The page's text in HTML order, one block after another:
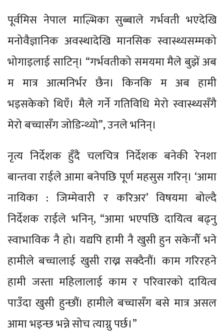
पूर्वमिस नेपाल माल्भिका सुब्बाले गर्भवती भएदेखि
मनोवैज्ञानिक अवस्थादेखि मानसिक स्वास्थ्यसम्मको
भोगाइलाई साटिन्। “गर्भवतीको समयमा मैले बुझें अब
म मात्र आत्मनिर्भर छैन। किनकि म अब हामी
भइसकेको थिएँ। मैले गर्ने गतिविधि मेरो स्वास्थ्यसँगै
मेरो बच्चासँग जोडिन्थ्यो”, उनले भनिन्।
नृत्य निर्देशक हुँदै चलचित्र निर्देशक बनेकी रेनशा
बान्तवा राईले आमा बनेपछि पूर्ण महसुस गरिन्। ‘आमा
नायिका : जिम्मेवारी र करिअर’ विषयमा बोल्दै
निर्देशक राईले भनिन्, “आमा भएपछि दायित्व बढ्नु
स्वाभाविक नै हो। यद्यपि हामी नै खुसी हुन सकेनौँ भने
हामीले बच्चालाई खुसी राख्न सक्दैनौं। काम गरिरहने
हामी जस्ता महिलालाई काम र परिवारको दायित्व
पाउँदा खुसी हुन्छौं। हामीले बच्चासँग बसे मात्र असल
आमा भइन्छ भन्ने सोच त्याग्नु पर्छ।”